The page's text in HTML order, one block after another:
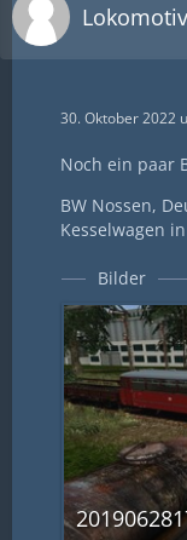
30. Oktober 2022
Noch ein paar
BW Nossen,
Kesselwagen
Bilder